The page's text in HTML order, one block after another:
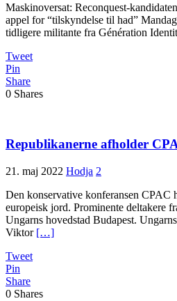
Maskinoversat: Reconquest-
appel for “tilskyndelse til had”
tidligere militante fra Génération
Tweet
Pin
Share
0 Shares
Republikanerne afholder
21. maj 2022 Hodja 2
Den konservative konferansen CPAC
europeisk jord. Prominente deltakere
Ungarns hovedstad Budapest.
Viktor […]
Tweet
Pin
Share
0 Shares